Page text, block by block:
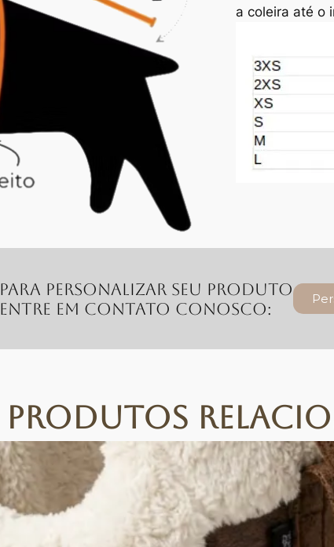
a coleira até o
Para personalizar seu produto
entre em contato conosco:
Produtos